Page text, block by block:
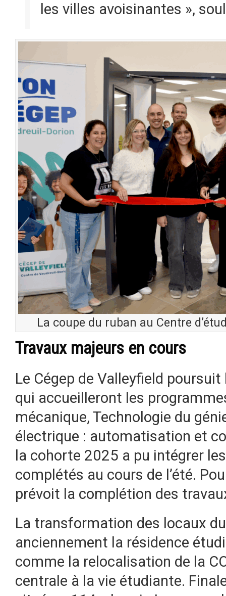
les villes avoisinantes »,
La coupe du ruban au Centre
Travaux majeurs en cours
Le Cégep de Valleyfield
qui accueilleront les
mécanique, Technologie du
électrique : automatisation et
la cohorte 2025 a pu intégrer
complétés au cours de l’été.
prévoit la complétion des
La transformation des locaux
anciennement la résidence
comme la relocalisation de la
centrale à la vie étudiante.